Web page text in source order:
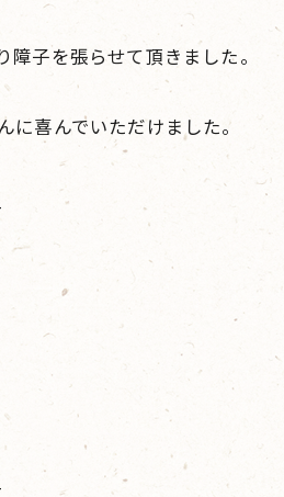
子を張らせて頂きました。
喜んでいただけました。